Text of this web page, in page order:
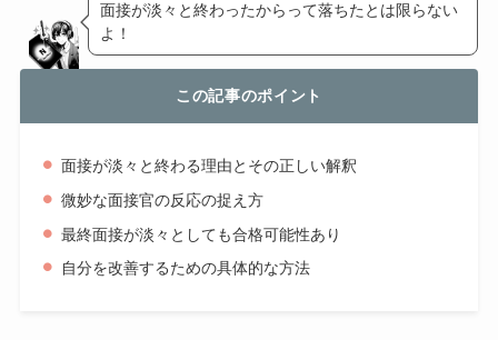
面接が淡々と終わったからって落ちたとは限らない
よ！
この記事のポイント
面接が淡々と終わる理由とその正しい解釈
微妙な面接官の反応の捉え方
最終面接が淡々としても合格可能性あり
自分を改善するための具体的な方法